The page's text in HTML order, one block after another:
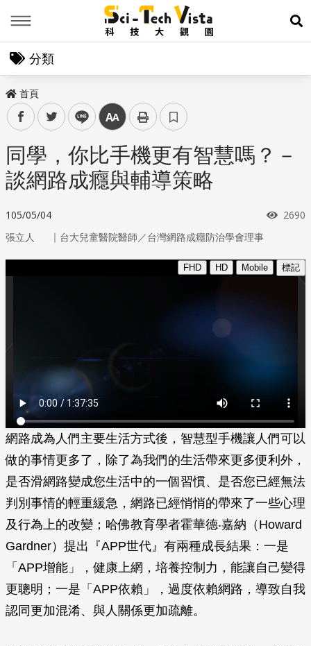
展
分類
首頁
facebooktwitter line 中
同學，你比手機更有智慧嗎？－
談網路成癮與輔導策略
105/05/04 瀏覽
2690
張立人 ｜ 台大兒童醫院醫師／台灣網路成癮防治學會理事
網路成為人們主要生活方式後，智慧型手機讓人們可以
做的事情更多了，除了為我們的生活帶來更多便利外，
是否滑網路變成您生活中的一個習慣、是否您已經無法
判別事情的輕重緩急，網路已經悄悄的帶來了一些心理
及行為上的改變；哈佛教育學者霍華德‧嘉納（Howard
Gardner）提出『APP世代』有兩種成長結果：一是
「APP增能」，健康上網，培養控制力，能讓自己變得
更聰明；一是「APP依賴」，過度依賴網路，導致自我
認同更加混淆、與人關係更加疏離。